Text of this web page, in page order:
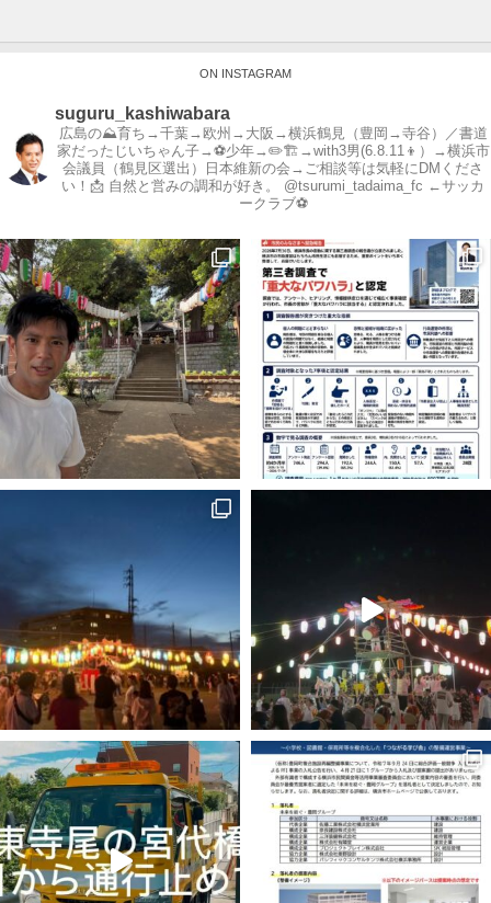
ON INSTAGRAM
suguru_kashiwabara
広島の⛰育ち→千葉→欧州→大阪→横浜鶴見（豊岡→寺谷）／書道
家だったじいちゃん子→⚽️少年→✏️🏗→with3男(6.8.11👦）→横浜市
会議員（鶴見区選出）日本維新の会→ご相談等は気軽にDMくださ
い！📩 自然と営みの調和が好き。
@tsurumi_tadaima_fc ←サッカ
ークラブ⚽️